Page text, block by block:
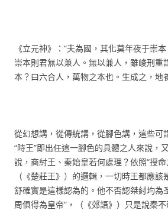
《立元神》：“夫為國，其化莫年夜于崇
崇本則君無以兼人。無以兼人，雖峻刑重
本？曰六合人，萬物之本也。生成之，地
從幻想講，從傳統講，從腳色講，這些可
“時王”即出任這一腳色的具體之人來說，
說，商紂王、秦始皇若何處理？依照“授
（《楚莊王》）的邏輯，一切時王都應
舒確實是這樣認為的。他不否認桀紂均為
周俱得為皇帝”，（《郊語》）只是說秦